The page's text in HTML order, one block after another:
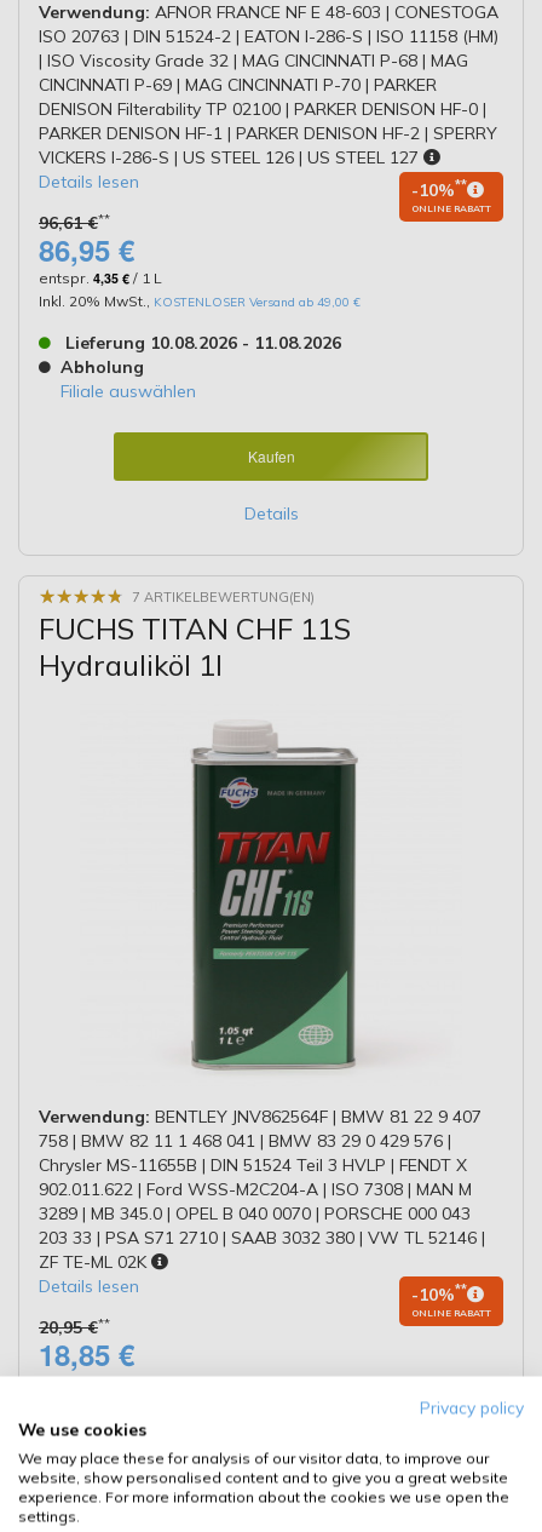
Verwendung: AFNOR FRANCE NF E 48-603 | CONESTOGA
ISO 20763 | DIN 51524-2 | EATON I-286-S | ISO 11158 (HM)
| ISO Viscosity Grade 32 | MAG CINCINNATI P-68 | MAG
CINCINNATI P-69 | MAG CINCINNATI P-70 | PARKER
DENISON Filterability TP 02100 | PARKER DENISON HF-0 |
PARKER DENISON HF-1 | PARKER DENISON HF-2 | SPERRY
VICKERS I-286-S | US STEEL 126 | US STEEL 127
Details lesen
96,61 €**
-10%**
ONLINE RABATT
86,95 €
entspr. 4,35 € / 1 L
Inkl. 20% MwSt., KOSTENLOSER Versand ab 49,00 €
Lieferung 10.08.2026 - 11.08.2026
Abholung
Filiale auswählen
Kaufen
Details
★★★★★
★★★★★ 7 ARTIKELBEWERTUNG(EN)
FUCHS TITAN CHF 11S
Hydrauliköl 1l
Verwendung: BENTLEY JNV862564F | BMW 81 22 9 407
758 | BMW 82 11 1 468 041 | BMW 83 29 0 429 576 |
Chrysler MS-11655B | DIN 51524 Teil 3 HVLP | FENDT X
902.011.622 | Ford WSS-M2C204-A | ISO 7308 | MAN M
3289 | MB 345.0 | OPEL B 040 0070 | PORSCHE 000 043
203 33 | PSA S71 2710 | SAAB 3032 380 | VW TL 52146 |
ZF TE-ML 02K
Details lesen
20,95 €**
-10%**
ONLINE RABATT
18,85 €
Lieferung 10.08.2026 - 11.08.2026
Abholung
Filiale auswählen
Privacy policy
We use cookies
We may place these for analysis of our visitor data, to improve our
website, show personalised content and to give you a great website
experience. For more information about the cookies we use open the
settings.